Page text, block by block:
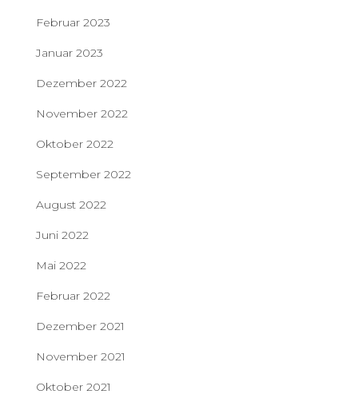
Februar 2023
Januar 2023
Dezember 2022
November 2022
Oktober 2022
September 2022
August 2022
Juni 2022
Mai 2022
Februar 2022
Dezember 2021
November 2021
Oktober 2021